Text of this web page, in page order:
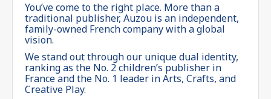
You’ve come to the right place. More than a
traditional publisher, Auzou is an independent,
family-owned French company with a global
vision.
We stand out through our unique dual identity,
ranking as the No. 2 children’s publisher in
France and the No. 1 leader in Arts, Crafts, and
Creative Play.